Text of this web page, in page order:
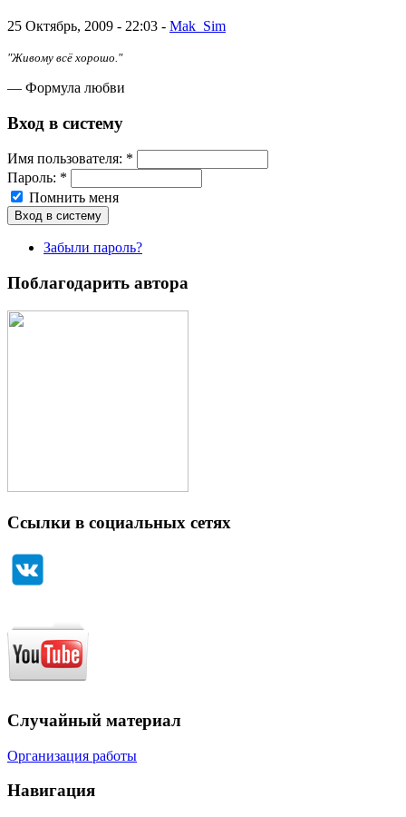
25 Октябрь, 2009 - 22:03 - Mak_Sim
"Живому всё хорошо."
— Формула любви
Вход в систему
Имя пoльзовaтeля: *
Пароль: *
Помнить меня
Забыли пароль?
Поблагодарить автора
Ссылки в социальных сетях
Случайный материал
Организация работы
Навигация